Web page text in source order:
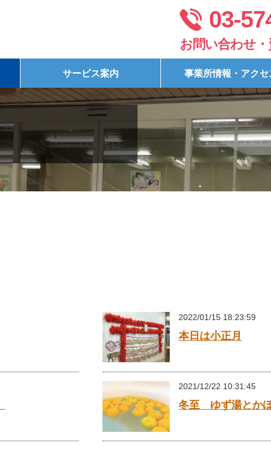
03-
お問い合わせ
サービス案内 事業所情報・アクセ
2022/01/15 18:23:59
本日は小正月
2021/12/22 10:31:45
冬至 ゆず湯とか